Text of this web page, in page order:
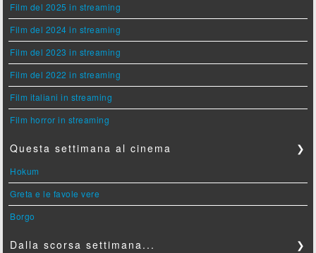
Film del 2025 in streaming
Film del 2024 in streaming
Film del 2023 in streaming
Film del 2022 in streaming
Film italiani in streaming
Film horror in streaming
Questa settimana al cinema ❯
Hokum
Greta e le favole vere
Borgo
Dalla scorsa settimana... ❯